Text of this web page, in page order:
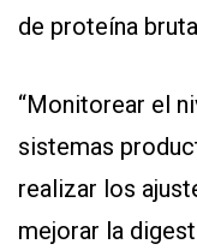
de proteína
“Monitorear el
sistemas
realizar los
mejorar la